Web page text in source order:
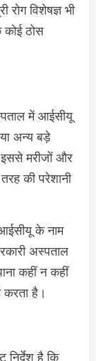
रोग विशेषज्ञ भी
ठोस
मेंआईसीयू
अन्य बड़े
मरीजों और
की परेशानी
के नाम
अस्पताल
कहीं न कहीं
है।
निर्देश है कि